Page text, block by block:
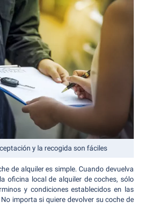
y la recogida son fáciles
de alquiler es simple. Cuando devuelva
oficina local de alquiler de coches, sólo
y condiciones establecidos en las
importa si quiere devolver su coche de